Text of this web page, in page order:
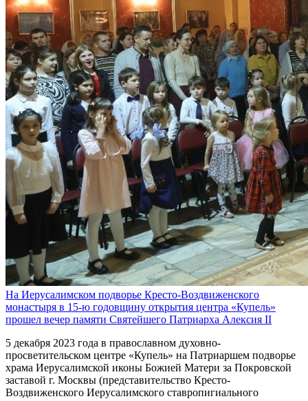
На Иерусалимском подворье Кресто-Воздвиженского
монастыря в 15-ю годовщину открытия центра «Купель»
прошел вечер памяти Святейшего Патриарха Алексия II
5 декабря 2023 года в православном духовно-
просветительском центре «Купель» на Патриаршем подворье
храма Иерусалимской иконы Божией Матери за Покровской
заставой г. Москвы (представительство Кресто-
Воздвиженского Иерусалимского ставропигиального